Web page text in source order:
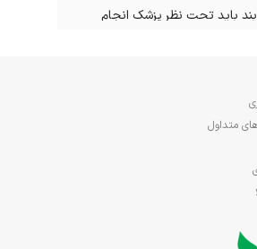
باید تحت نظر پزشک انجام
متداول